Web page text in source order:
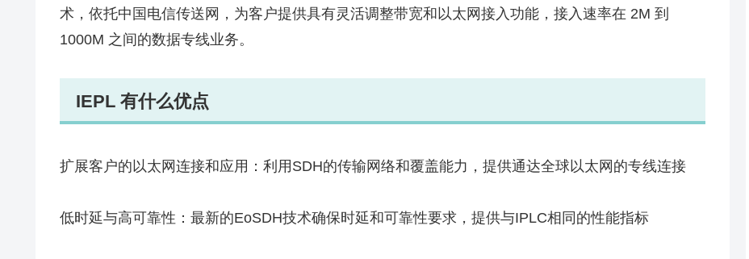
术，依托中国电信传送网，为客户提供具有灵活调整带宽和以太网接入功能，接入速率在 2M 到
1000M 之间的数据专线业务。
IEPL 有什么优点
扩展客户的以太网连接和应用：利用SDH的传输网络和覆盖能力，提供通达全球以太网的专线连接
低时延与高可靠性：最新的EoSDH技术确保时延和可靠性要求，提供与IPLC相同的性能指标